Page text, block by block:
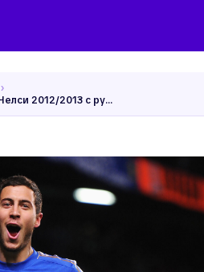
›
Домашняя ретро футболка Челси 2012/2013 с рукавами